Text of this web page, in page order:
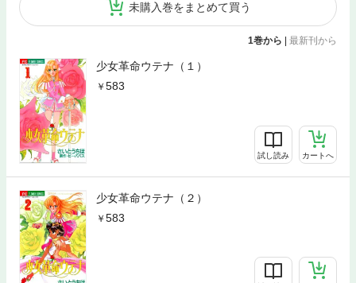
未購入巻をまとめて買う
1巻から 最新刊から
少女革命ウテナ（１）
583
試し読み カートへ
少女革命ウテナ（２）
583